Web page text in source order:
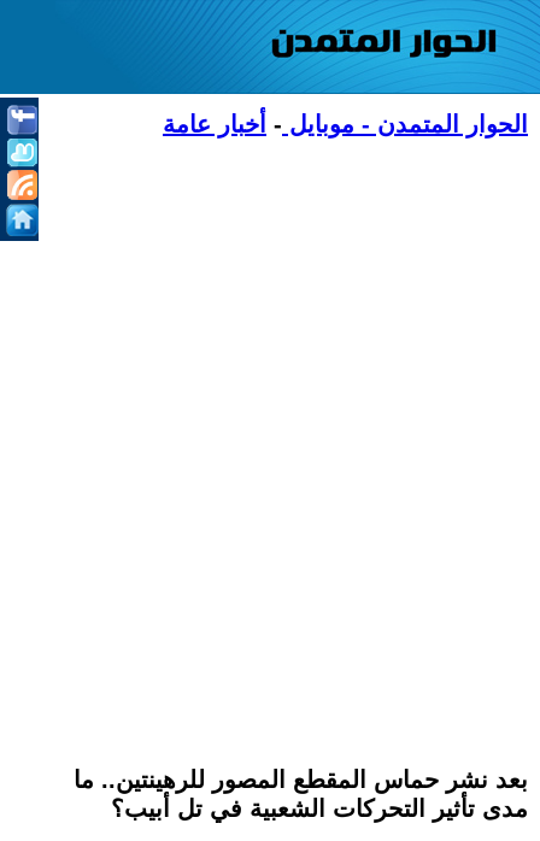
الحوار المتمدن - موبايل - أخبار عامة
بعد نشر حماس المقطع المصور للرهينتين.. ما
مدى تأثير التحركات الشعبية في تل أبيب؟